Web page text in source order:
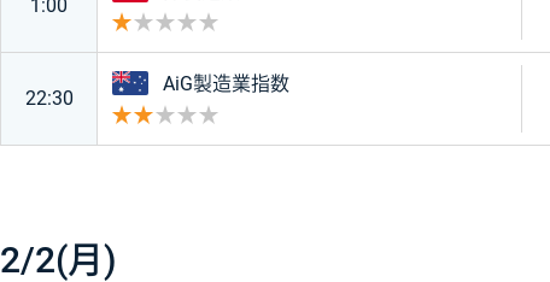
1:00
22:30
オーストラリア
AiG製造業指数
2/2(月)